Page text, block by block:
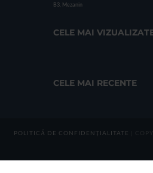
B3, Mezanin
CELE MAI
CELE MAI RECENTE
POLITICĂ DE CONFIDENȚIALITATE |